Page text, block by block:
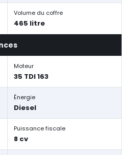
Volume du coffre
465 litre
Moteur
35 TDI 163
Énergie
Diesel
Puissance fiscale
8 cv